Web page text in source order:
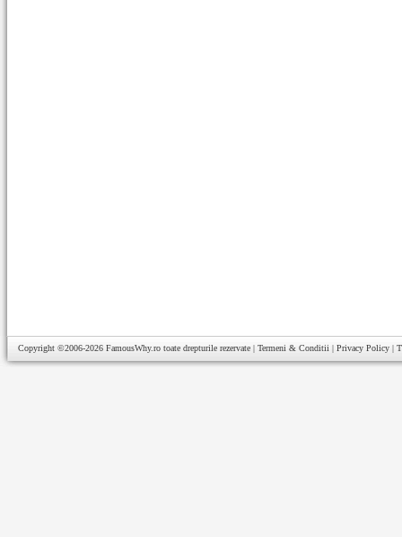
Copyright ©2006-2026 FamousWhy.ro toate drepturile rezervate | Termeni & Conditii | Privacy Policy |